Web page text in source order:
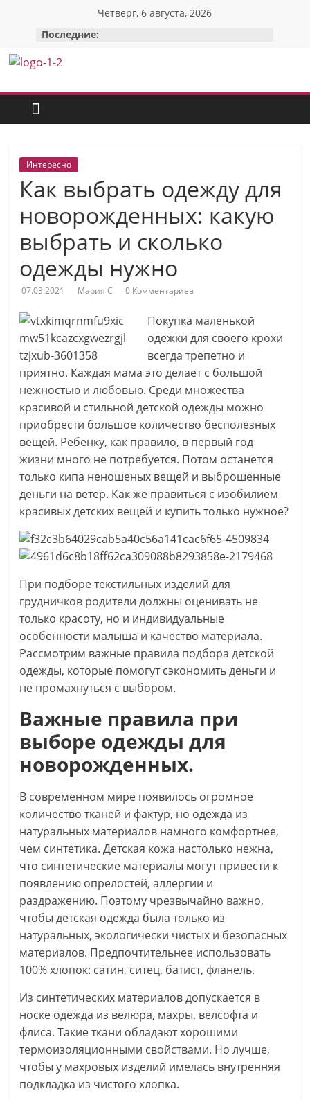
содержимому
Четверг, 6 августа, 2026
Последние:
Красотка:
женский
сайт
стиле
красоте:
только
полезные
для
женщины
Интересно
Как выбрать одежду для
новорожденных: какую
выбрать и сколько
одежды нужно
07.03.2021 Мария С 0 Комментариев
Покупка маленькой
одежки для своего крохи
всегда трепетно и
приятно. Каждая мама это делает с большой
нежностью и любовью. Среди множества
красивой и стильной детской одежды можно
приобрести большое количество бесполезных
вещей. Ребенку, как правило, в первый год
жизни много не потребуется. Потом останется
только кипа неношеных вещей и выброшенные
деньги на ветер. Как же правиться с изобилием
красивых детских вещей и купить только нужное?
При подборе текстильных изделий для
грудничков родители должны оценивать не
только красоту, но и индивидуальные
особенности малыша и качество материала.
Рассмотрим важные правила подбора детской
одежды, которые помогут сэкономить деньги и
не промахнуться с выбором.
Важные правила при
выборе одежды для
новорожденных.
В современном мире появилось огромное
количество тканей и фактур, но одежда из
натуральных материалов намного комфортнее,
чем синтетика. Детская кожа настолько нежна,
что синтетические материалы могут привести к
появлению опрелостей, аллергии и
раздражению. Поэтому чрезвычайно важно,
чтобы детская одежда была только из
натуральных, экологически чистых и безопасных
материалов. Предпочтительнее использовать
100% хлопок: сатин, ситец, батист, фланель.
Из синтетических материалов допускается в
носке одежда из велюра, махры, велсофта и
флиса. Такие ткани обладают хорошими
термоизоляционными свойствами. Но лучше,
чтобы у махровых изделий имелась внутренняя
подкладка из чистого хлопка.